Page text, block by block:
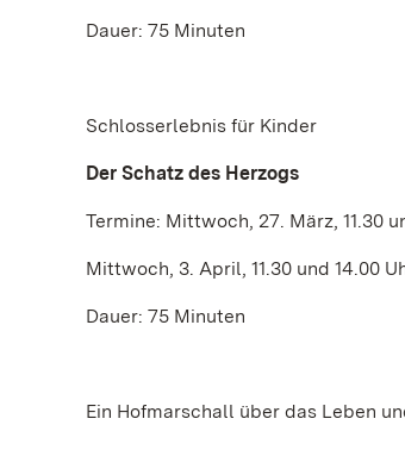
Dauer: 75 Minuten
Schlosserlebnis für Kinder
Der Schatz des Herzogs
Termine: Mittwoch, 27. März, 11.30
Mittwoch, 3. April, 11.30 und 14.00
Dauer: 75 Minuten
Ein Hofmarschall über das Leben